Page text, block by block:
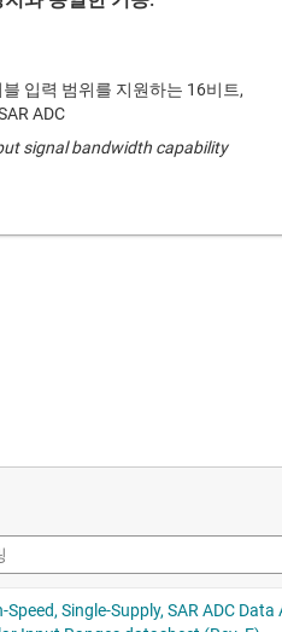
입력 범위를 지원하는 16비트,
ADC
signal bandwidth capability